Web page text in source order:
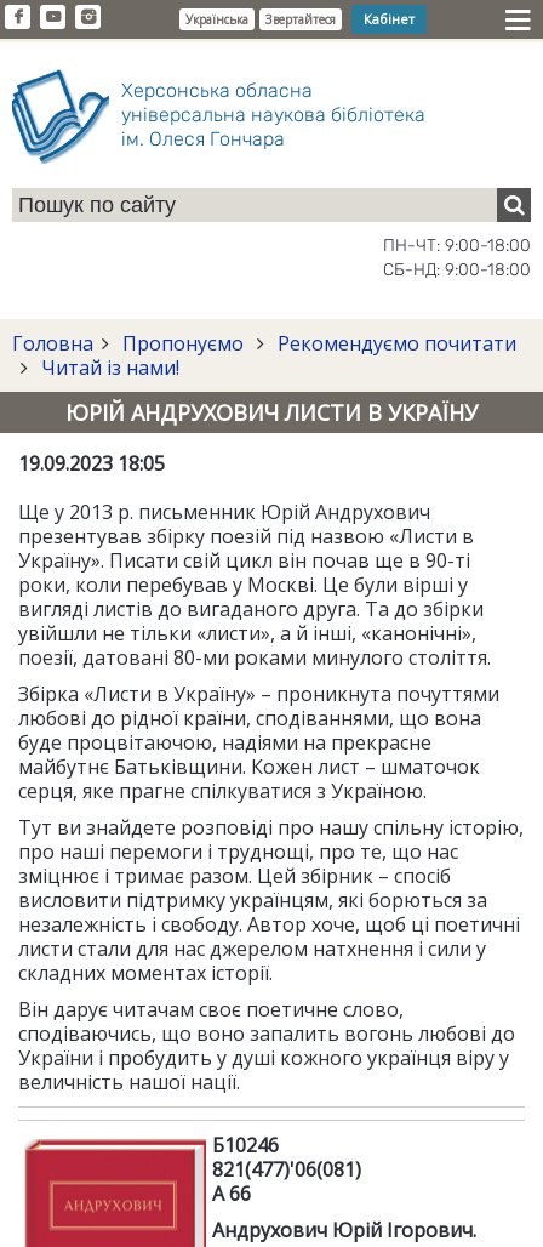
Українська Звертайтеся Кабінет
Херсонська обласна
універсальна наукова бібліотека
ім. Олеся Гончара
ПН-ЧТ: 9:00-18:00
СБ-НД: 9:00-18:00
Головна Пропонуємо
Рекомендуємо почитати
Читай із нами!
ЮРІЙ АНДРУХОВИЧ ЛИСТИ В УКРАЇНУ
19.09.2023 18:05
Ще у 2013 р. письменник Юрій Андрухович
презентував збірку поезій під назвою «Листи в
Україну». Писати свій цикл він почав ще в 90-ті
роки, коли перебував у Москві. Це були вірші у
вигляді листів до вигаданого друга. Та до збірки
увійшли не тільки «листи», а й інші, «канонічні»,
поезії, датовані 80-ми роками минулого століття.
Збірка «Листи в Україну» – проникнута почуттями
любові до рідної країни, сподіваннями, що вона
буде процвітаючою, надіями на прекрасне
майбутнє Батьківщини. Кожен лист – шматочок
серця, яке прагне спілкуватися з Україною.
Тут ви знайдете розповіді про нашу спільну історію,
про наші перемоги і труднощі, про те, що нас
зміцнює і тримає разом. Цей збірник – спосіб
висловити підтримку українцям, які борються за
незалежність і свободу. Автор хоче, щоб ці поетичні
листи стали для нас джерелом натхнення і сили у
складних моментах історії.
Він дарує читачам своє поетичне слово,
сподіваючись, що воно запалить вогонь любові до
України і пробудить у душі кожного українця віру у
величність нашої нації.
Б10246
821(477)'06(081)
А 66
Андрухович Юрій Ігорович.